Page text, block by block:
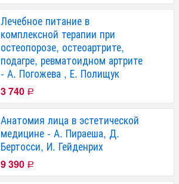
Лечебное питание в
комплексной терапии при
остеопорозе, остеоартрите,
подагре, ревматоидном артрите
- А. Погожева , Е. Полищук
3 740 Р
Анатомия лица в эстетической
медицине - А. Пираеша, Д.
Бертосси, И. Гейденрих
9 390 Р